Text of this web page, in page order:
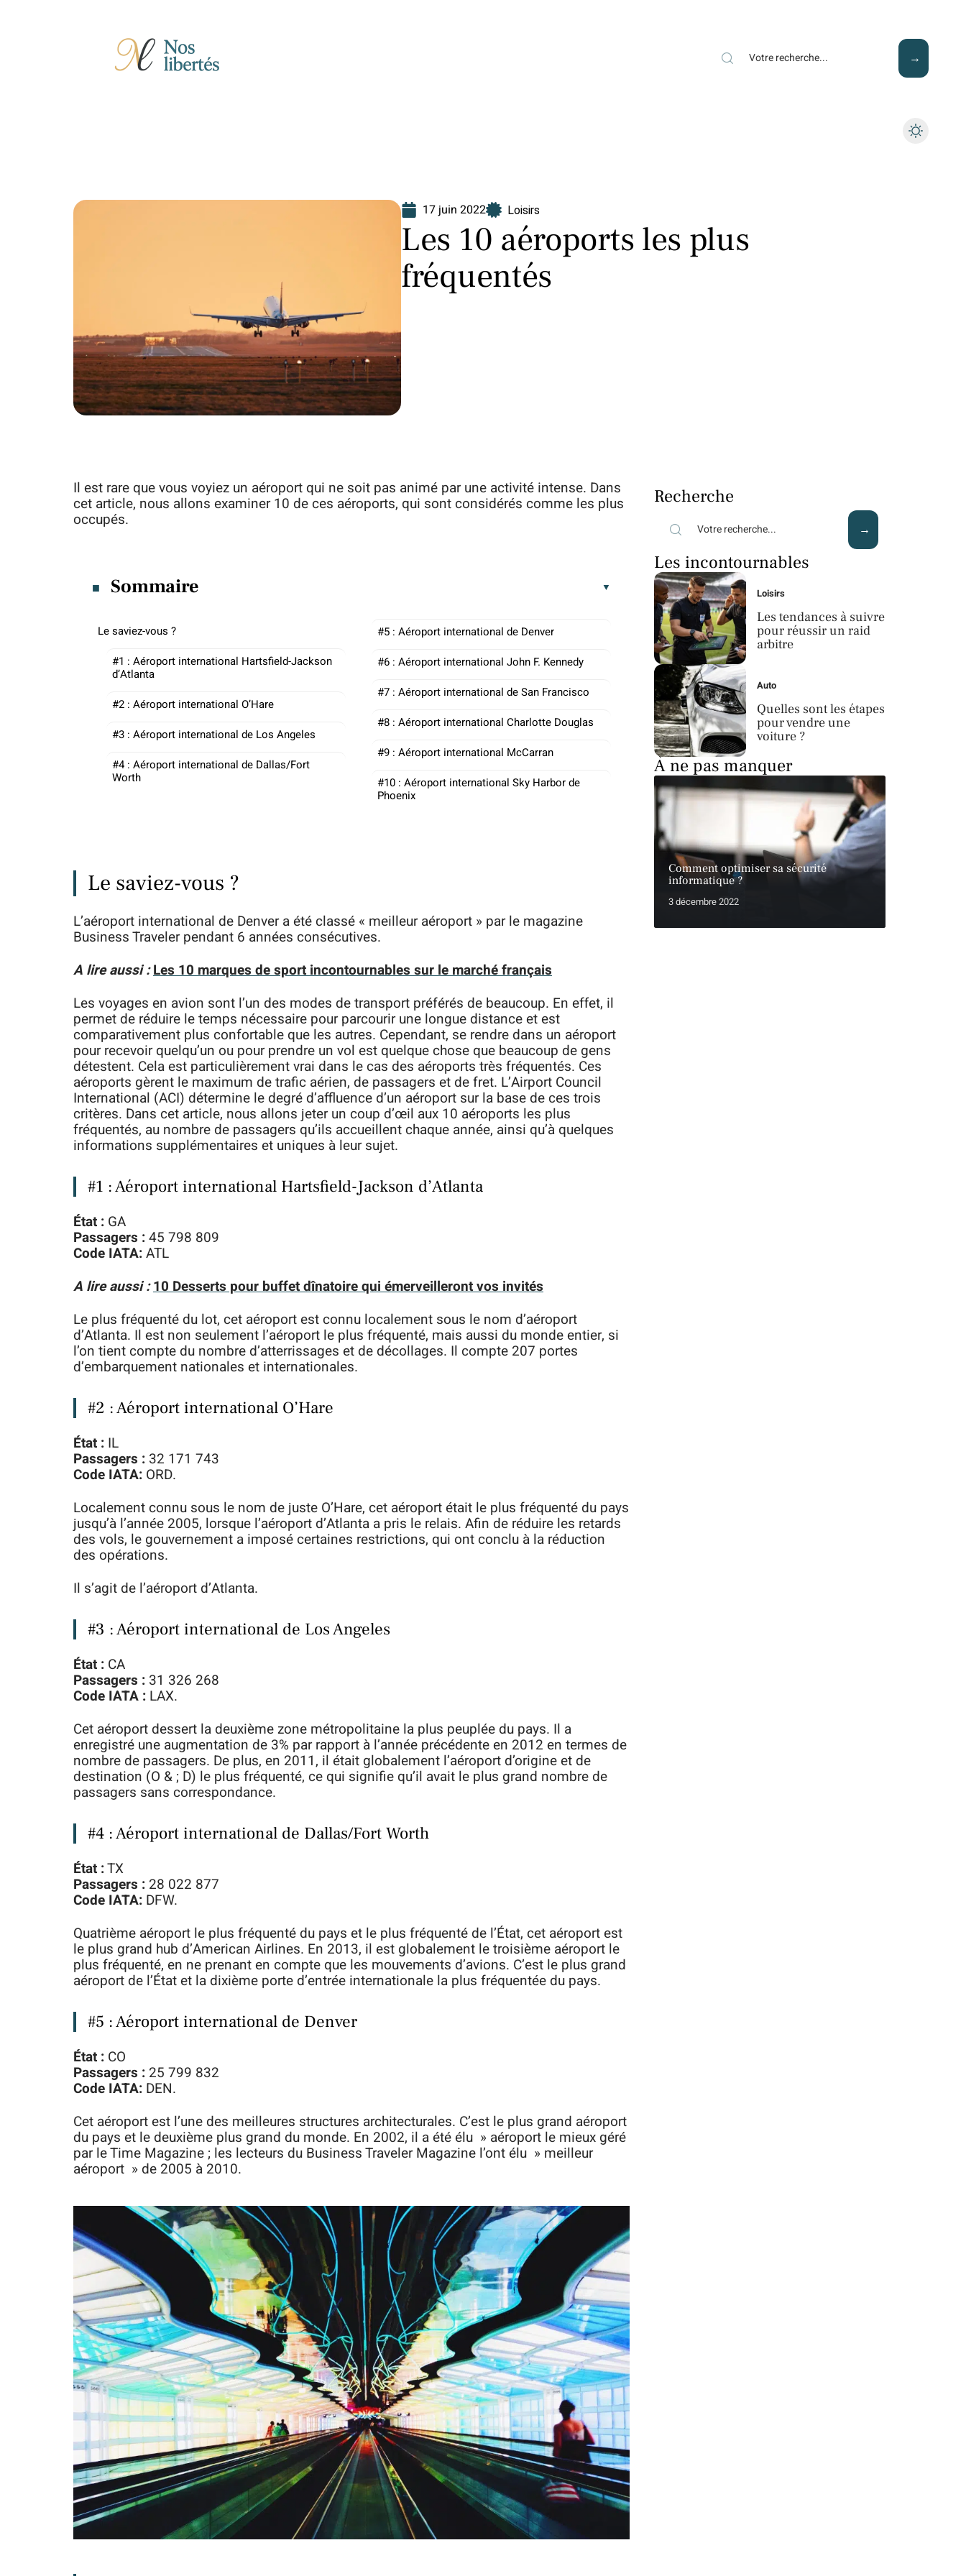
17 juin 2022 Loisirs
Les 10 aéroports les plus
fréquentés
Il est rare que vous voyiez un aéroport qui ne soit pas animé par une activité intense. Dans
cet article, nous allons examiner 10 de ces aéroports, qui sont considérés comme les plus
occupés.
Sommaire
Le saviez-vous ?
#1 : Aéroport international Hartsfield-Jackson
d’Atlanta
#2 : Aéroport international O’Hare
#3 : Aéroport international de Los Angeles
#4 : Aéroport international de Dallas/Fort
Worth
#5 : Aéroport international de Denver
#6 : Aéroport international John F. Kennedy
#7 : Aéroport international de San Francisco
#8 : Aéroport international Charlotte Douglas
#9 : Aéroport international McCarran
#10 : Aéroport international Sky Harbor de
Phoenix
Le saviez-vous ?
L’aéroport international de Denver a été classé « meilleur aéroport » par le magazine
Business Traveler pendant 6 années consécutives.
A lire aussi :Les 10 marques de sport incontournables sur le marché français
Les voyages en avion sont l’un des modes de transport préférés de beaucoup. En effet, il
permet de réduire le temps nécessaire pour parcourir une longue distance et est
comparativement plus confortable que les autres. Cependant, se rendre dans un aéroport
pour recevoir quelqu’un ou pour prendre un vol est quelque chose que beaucoup de gens
détestent. Cela est particulièrement vrai dans le cas des aéroports très fréquentés. Ces
aéroports gèrent le maximum de trafic aérien, de passagers et de fret. L’Airport Council
International (ACI) détermine le degré d’affluence d’un aéroport sur la base de ces trois
critères. Dans cet article, nous allons jeter un coup d’œil aux 10 aéroports les plus
fréquentés, au nombre de passagers qu’ils accueillent chaque année, ainsi qu’à quelques
informations supplémentaires et uniques à leur sujet.
#1 : Aéroport international Hartsfield-Jackson d’Atlanta
État : GA
Passagers :45 798 809
Code IATA:ATL
A lire aussi :10 Desserts pour buffet dînatoire qui émerveilleront vos invités
Le plus fréquenté du lot, cet aéroport est connu localement sous le nom d’aéroport
d’Atlanta. Il est non seulement l’aéroport le plus fréquenté, mais aussi du monde entier, si
l’on tient compte du nombre d’atterrissages et de décollages. Il compte 207 portes
d’embarquement nationales et internationales.
#2 : Aéroport international O’Hare
État : IL
Passagers : 32 171 743
Code IATA: ORD.
Localement connu sous le nom de juste O’Hare, cet aéroport était le plus fréquenté du pays
jusqu’à l’année 2005, lorsque l’aéroport d’Atlanta a pris le relais. Afin de réduire les retards
des vols, le gouvernement a imposé certaines restrictions, qui ont conclu à la réduction
des opérations.
Il s’agit de l’aéroport d’Atlanta.
#3 : Aéroport international de Los Angeles
État : CA
Passagers : 31 326 268
Code IATA : LAX.
Cet aéroport dessert la deuxième zone métropolitaine la plus peuplée du pays. Il a
enregistré une augmentation de 3% par rapport à l’année précédente en 2012 en termes de
nombre de passagers. De plus, en 2011, il était globalement l’aéroport d’origine et de
destination (O & ; D) le plus fréquenté, ce qui signifie qu’il avait le plus grand nombre de
passagers sans correspondance.
#4 : Aéroport international de Dallas/Fort Worth
État :TX
Passagers : 28 022 877
Code IATA: DFW.
Quatrième aéroport le plus fréquenté du pays et le plus fréquenté de l’État, cet aéroport est
le plus grand hub d’American Airlines. En 2013, il est globalement le troisième aéroport le
plus fréquenté, en ne prenant en compte que les mouvements d’avions. C’est le plus grand
aéroport de l’État et la dixième porte d’entrée internationale la plus fréquentée du pays.
#5 : Aéroport international de Denver
État : CO
Passagers : 25 799 832
Code IATA: DEN.
Cet aéroport est l’une des meilleures structures architecturales. C’est le plus grand aéroport
du pays et le deuxième plus grand du monde. En 2002, il a été élu » aéroport le mieux géré
par le Time Magazine ; les lecteurs du Business Traveler Magazine l’ont élu » meilleur
aéroport » de 2005 à 2010.
Recherche
Les incontournables
Loisirs
Les tendances à suivre
pour réussir un raid
arbitre
Auto
Quelles sont les étapes
pour vendre une
voiture ?
À ne pas manquer
Comment optimiser sa sécurité
informatique ?
3 décembre 2022